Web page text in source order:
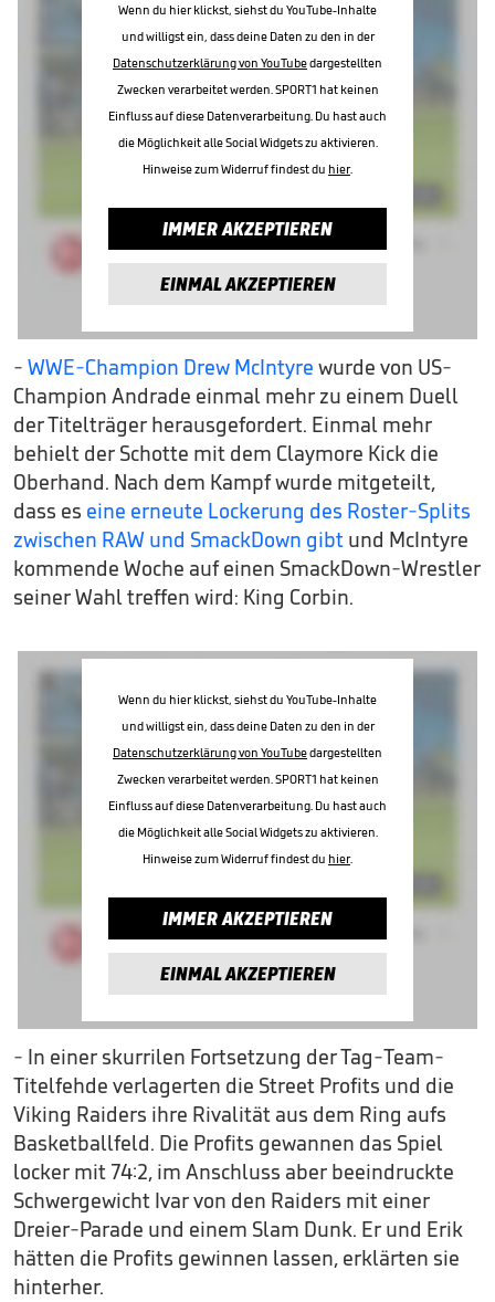
Wenn du hier klickst, siehst du YouTube-Inhalte
und willigst ein, dass deine Daten zu den in der
Datenschutzerklärung von YouTubedargestellten
Zwecken verarbeitet werden. SPORT1 hat keinen
Einfluss auf diese Datenverarbeitung. Du hast auch
die Möglichkeit alle Social Widgets zu aktivieren.
Hinweise zum Widerruf findest du hier.
IMMER AKZEPTIEREN
EINMAL AKZEPTIEREN
- WWE-Champion Drew McIntyre wurde von US-
Champion Andrade einmal mehr zu einem Duell
der Titelträger herausgefordert. Einmal mehr
behielt der Schotte mit dem Claymore Kick die
Oberhand. Nach dem Kampf wurde mitgeteilt,
dass es eine erneute Lockerung des Roster-Splits
zwischen RAW und SmackDown gibt und McIntyre
kommende Woche auf einen SmackDown-Wrestler
seiner Wahl treffen wird: King Corbin.
Wenn du hier klickst, siehst du YouTube-Inhalte
und willigst ein, dass deine Daten zu den in der
Datenschutzerklärung von YouTubedargestellten
Zwecken verarbeitet werden. SPORT1 hat keinen
Einfluss auf diese Datenverarbeitung. Du hast auch
die Möglichkeit alle Social Widgets zu aktivieren.
Hinweise zum Widerruf findest du hier.
IMMER AKZEPTIEREN
EINMAL AKZEPTIEREN
- In einer skurrilen Fortsetzung der Tag-Team-
Titelfehde verlagerten die Street Profits und die
Viking Raiders ihre Rivalität aus dem Ring aufs
Basketballfeld. Die Profits gewannen das Spiel
locker mit 74:2, im Anschluss aber beeindruckte
Schwergewicht Ivar von den Raiders mit einer
Dreier-Parade und einem Slam Dunk. Er und Erik
hätten die Profits gewinnen lassen, erklärten sie
hinterher.